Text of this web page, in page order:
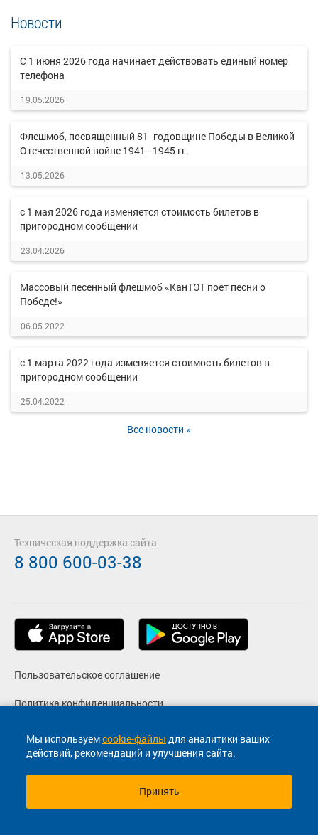
Новости
C 1 июня 2026 года начинает действовать единый номер
телефона
19.05.2026
Флешмоб, посвященный 81- годовщине Победы в Великой
Отечественной войне 1941–1945 гг.
13.05.2026
с 1 мая 2026 года изменяется стоимость билетов в
пригородном сообщении
23.04.2026
Массовый песенный флешмоб «КанТЭТ поет песни о
Победе!»
06.05.2022
с 1 марта 2022 года изменяется стоимость билетов в
пригородном сообщении
25.04.2022
Все новости »
Мы используемcookie-файлы для аналитики ваших
действий, рекомендаций и улучшения сайта.
Принять
Пользовательское соглашение
Политика конфиденциальности
Согласие на маркетинговые сообщения
Техническая поддержка сайта
8 800 600-03-38
© 2013-2026, ООО "Капитал"- Онлайн сервис продажи